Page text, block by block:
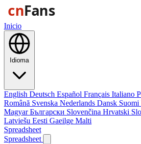
Inicio
Idioma
English Deutsch Español Français Italiano
Română Svenska Nederlands Dansk Suomi
MagyarБългарски Slovenčina Hrvatski
Latviešu Eesti Gaeilge Malti
Spreadsheet
Spreadsheet